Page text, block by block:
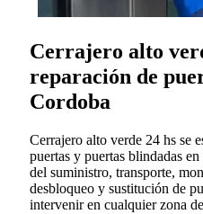
Cerrajero alto
reparación de
Cordoba
Cerrajero alto verde 24 hs se
puertas y puertas blindadas
del suministro, transporte,
desbloqueo y sustitución de
intervenir en cualquier zona